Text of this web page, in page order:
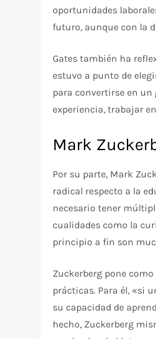
oportunidades
futuro, aunque con la
Gates también ha
estuvo a punto de
para convertirse en un
experiencia, trabajar
Mark
Por su parte, Mark
radical respecto a la
necesario tener
cualidades como la
principio a fin son
Zuckerberg pone
prácticas. Para él, «si
su capacidad de
hecho, Zuckerberg